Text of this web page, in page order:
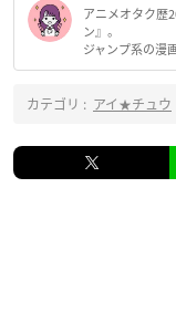
アニメオタク歴
ン』。
ジャンプ系の漫
カテゴリ : アイ★チュウ